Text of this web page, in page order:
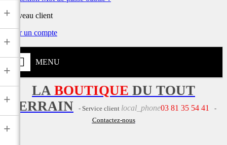
Nouveau client
Créer un compte
MENU
+
+
+
+
+
LA BOUTIQUE DU TOUT
TERRAIN
- Service client local_phone03 81 35 54 41
-
Contactez-nous